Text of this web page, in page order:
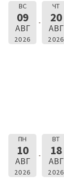
ВС
09
АВГ
2026
ЧТ
20
АВГ
2026
ПН
10
АВГ
2026
ВТ
18
АВГ
2026